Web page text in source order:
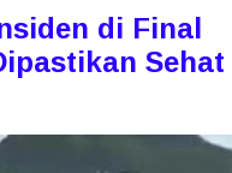
di Final
Sehat